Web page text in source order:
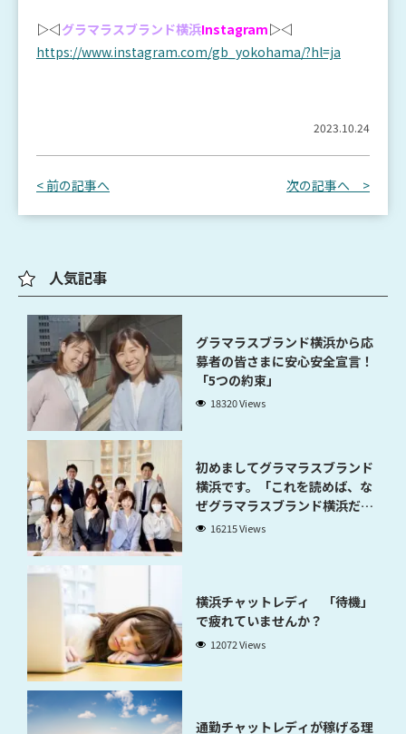
▷◁グラマラスブランド横浜Instagram▷◁
https://www.instagram.com/gb_yokohama/?hl=ja
2023.10.24
< 前の記事へ 次の記事へ >
人気記事
グラマラスブランド横浜から応
募者の皆さまに安心安全宣言！
「5つの約束」
18320 Views
初めましてグラマラスブランド
横浜です。「これを読めば、な
ぜグラマラスブランド横浜だと
稼げるのかが分かります」
16215 Views
横浜チャットレディ 「待機」
で疲れていませんか？
12072 Views
通勤チャットレディが稼げる理